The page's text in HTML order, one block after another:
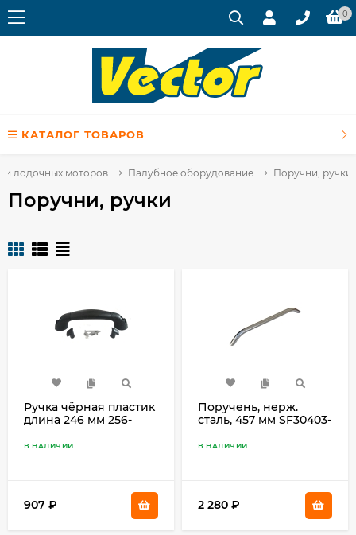
0
КАТАЛОГ ТОВАРОВ
и лодочных моторов Палубное оборудование Поручни, ручки
Поручни, ручки
Ручка чёрная пластик
длина 246 мм 256-
В НАЛИЧИИ
907 ₽
Поручень, нерж.
сталь, 457 мм SF30403-
В НАЛИЧИИ
2 280 ₽